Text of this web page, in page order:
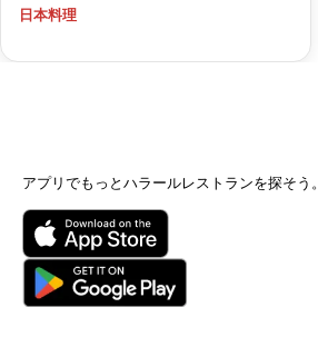
日本料理
アプリでもっとハラールレストランを探そう。